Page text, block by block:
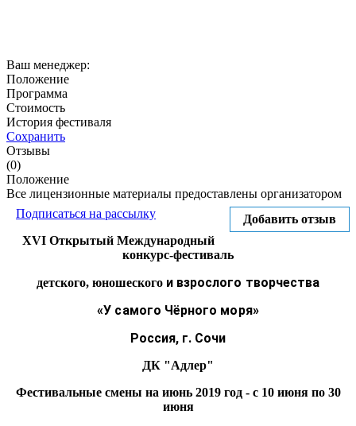
Ваш менеджер:
Положение
Программа
Стоимость
История фестиваля
Сохранить
Отзывы
(0)
Положение
Все лицензионные материалы предоставлены организатором
Добавить отзыв
Подписаться на рассылку
XVI Открытый Международный
конкурс-фестиваль
детского, юношеского и взрослого творчества
«У самого Чёрного моря»
Россия, г. Сочи
ДК "Адлер"
Фестивальные смены на июнь 2019 год - с 10 июня по 30
июня